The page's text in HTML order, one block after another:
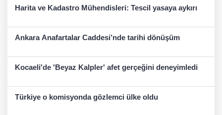
Harita ve Kadastro Mühendisleri: Tescil yasaya aykırı
Ankara Anafartalar Caddesi’nde tarihi dönüşüm
Kocaeli'de 'Beyaz Kalpler' afet gerçeğini deneyimledi
Türkiye o komisyonda gözlemci ülke oldu